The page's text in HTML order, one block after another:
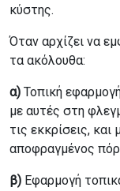
κύστης.
Όταν αρχίζει να
τα ακόλουθα:
α) Τοπική
με αυτές στη
τις εκκρίσεις,
αποφραγμένος
β) Εφαρμογή